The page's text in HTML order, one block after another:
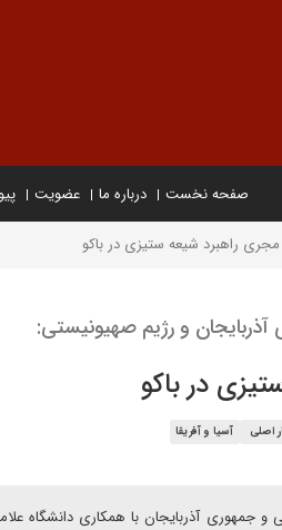
صفحه نخست درباره ما عضویت
مجری راهبرد شیعه ستیزی در باکو
و رژیم صهیونیستی:
در باکو
اصلی
آسیا و آفریقا
آذربایجان با همکاری دانشگاه